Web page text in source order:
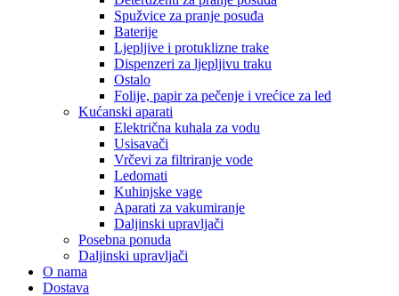
Spužvice za pranje posuđa
Baterije
Ljepljive i protuklizne trake
Dispenzeri za ljepljivu traku
Ostalo
Folije, papir za pečenje i vrećice za led
Kućanski aparati
Električna kuhala za vodu
Usisavači
Vrčevi za filtriranje vode
Ledomati
Kuhinjske vage
Aparati za vakumiranje
Daljinski upravljači
Posebna ponuda
Daljinski upravljači
O nama
Dostava